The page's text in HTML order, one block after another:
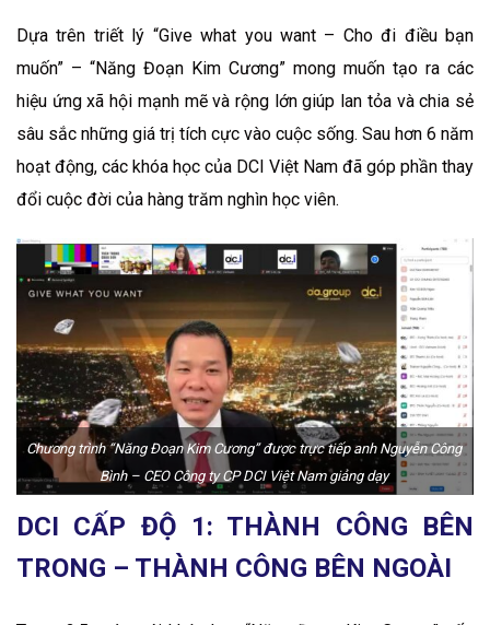
Dựa trên triết lý “Give what you want – Cho đi điều bạn
muốn” – “Năng Đoạn Kim Cương” mong muốn tạo ra các
hiệu ứng xã hội mạnh mẽ và rộng lớn giúp lan tỏa và chia sẻ
sâu sắc những giá trị tích cực vào cuộc sống. Sau hơn 6 năm
hoạt động, các khóa học của DCI Việt Nam đã góp phần thay
đổi cuộc đời của hàng trăm nghìn học viên.
Chương trình “Năng Đoạn Kim Cương” được trực tiếp anh Nguyễn Công
Bình – CEO Công ty CP DCI Việt Nam giảng dạy
DCI CẤP ĐỘ 1: THÀNH CÔNG BÊN
TRONG – THÀNH CÔNG BÊN NGOÀI